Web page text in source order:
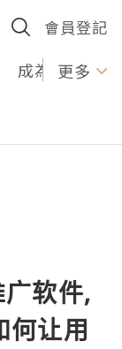
會員登記
成為U更多
软件,
何让用